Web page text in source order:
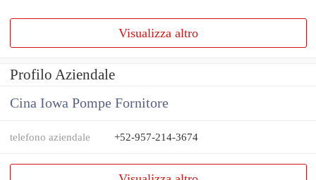
Visualizza altro
Profilo Aziendale
Cina Iowa Pompe Fornitore
telefono aziendale +52-957-214-3674